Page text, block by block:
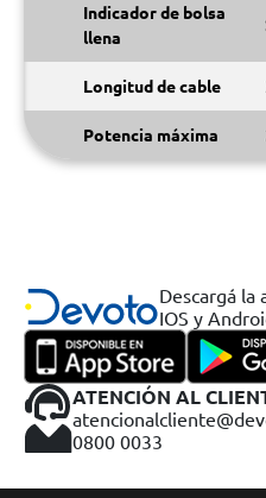
Indicador de bolsa
llena
Longitud de cable
Potencia máxima
Descargá la
IOS y
ATENCIÓN AL
0800 0033